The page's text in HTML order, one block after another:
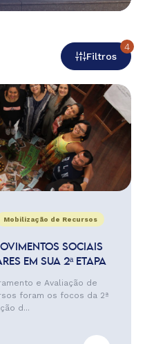
Filtros
4
Mobilização de Recursos
SOCIAIS
EM SUA 2ª ETAPA
e Avaliação de
foram os focos da 2ª
d...